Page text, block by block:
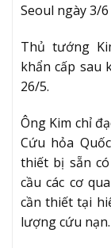
Seoul ngày 3/
Thủ tướng
khẩn cấp sau
26/5.
Ông Kim chỉ
Cứu hỏa
thiết bị sẵn
cầu các cơ
cần thiết tại
lượng cứu nạn.